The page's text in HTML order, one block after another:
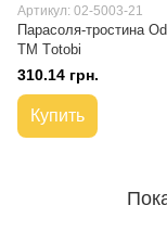
Артикул: 02-5003-21
Парасоля-тростина
ТМ Тotobi
310.14 грн.
Купить